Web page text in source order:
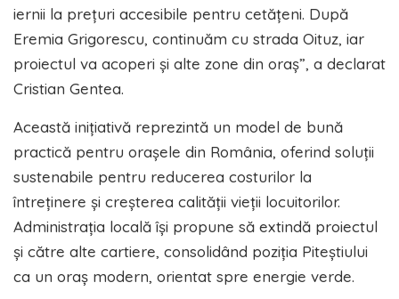
iernii la prețuri accesibile pentru cetățeni. După
Eremia Grigorescu, continuăm cu strada Oituz, iar
proiectul va acoperi și alte zone din oraș”, a declarat
Cristian Gentea.
Această inițiativă reprezintă un model de bună
practică pentru orașele din România, oferind soluții
sustenabile pentru reducerea costurilor la
întreținere și creșterea calității vieții locuitorilor.
Administrația locală își propune să extindă proiectul
și către alte cartiere, consolidând poziția Piteștiului
ca un oraș modern, orientat spre energie verde.